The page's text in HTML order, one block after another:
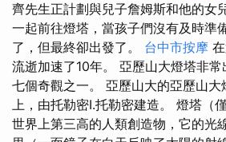
齊先生正計劃與兒子詹姆斯和他的女
一起前往燈塔，當孩子們沒有及時準
了，但最終卻出發了。 台中市按摩
流逝加速了10年。 亞歷山大燈塔非
七個奇觀之一。 亞歷山大的亞歷山大
上，由托勒密I.托勒密建造。 燈塔（
世界上第三高的人類創造物，它的光